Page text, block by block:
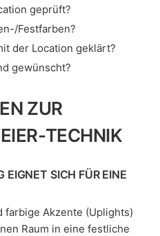
geprüft?
Festfarben?
der Location geklärt?
gewünscht?
ZUR
TECHNIK
SICH FÜR EINE
farbige Akzente (Uplights)
Raum in eine festliche